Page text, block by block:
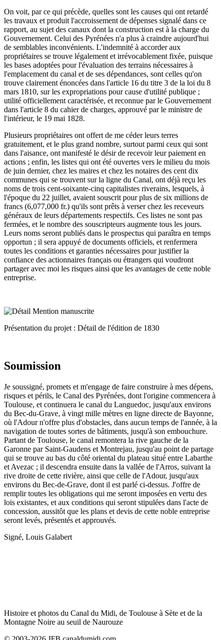
On voit, par ce qui précède, quelles sont les causes qui ont retardé
les travaux et produit l'accroissement de dépenses signalé dans ce
rapport, au sujet des canaux dont la construction est à la charge du
Gouvernement. Celui des Pyrénées n'a plus à craindre aujourd'hui
de semblables inconvénients. L'indemnité à accorder aux
propriétaires se trouve légalement et irrévocablement fixée, puisque
les bases adoptées pour l'évaluation des terrains nécessaires à
l'emplacement du canal et de ses dépendances, sont celles qu'on
trouve clairement énoncées dans l'article 16 du titre 3 de la loi du 8
mars 1810, sur les expropriations pour cause d'utilité publique ;
utilité officiellement caractérisée, et reconnue par le Gouvernement
dans l'article 8 du cahier de charges, approuvé par le ministre de
l'intérieur, le 19 mai 1828.
Plusieurs propriétaires ont offert de me céder leurs terres
gratuitement, et le plus grand nombre, surtout parmi ceux qui sont
dans l'aisance, ont manifesté le désir de recevoir leur paiement en
actions ; enfin, les listes qui ont été ouvertes vers le milieu du mois
de juin dernier, chez les maires et chez les notaires des cent dix
communes qui se trouvent sur la ligne du Canal, ont déjà reçu les
noms de trois cent-soixante-cinq capitalistes riverains, lesquels, à
l'époque du 22 juillet, avaient souscrit pour plus de six millions de
francs (6,077,000 fr.) qu'ils sont prêts à verser chez les receveurs
généraux de leurs départements respectifs. Ces listes ne sont pas
fermées, et le nombre des souscripteurs augmente tous les jours.
Leurs noms seront publiés dans le prospectus qui paraîtra en temps
opportun ; il sera appuyé de documents officiels, et renfermera
toutes les conditions et garanties nécessaires pour justifier la
confiance des actionnaires français ou étrangers qui voudront
partager avec moi les risques ainsi que les avantages de cette noble
entreprise.
Présentation du projet : Détail de l'édition de 1830
Soumission
Je soussigné, promets et m'engage de faire construire à mes dépens,
risques et périls, le Canal des Pyrénées, dont l'origine commencera à
Toulouse, et continuera le canal du Languedoc, jusqu'aux environs
du Bec-du-Grave, à vingt mille mètres en ligne directe de Bayonne,
où l'Adour n'offre plus d'obstacles, dans aucun temps de l'année, à la
navigation de toutes sortes de bâtiments, jusqu'à son embouchure.
Partant de Toulouse, le canal remontera la rive gauche de la
Garonne par Saint-Gaudens et Montrejau, jusqu'au point de partage
qui se trouve au bas du côté oriental du plateau situé entre Labarthe
et Avezac ; il descendra ensuite dans la vallée de l'Arros, suivant la
rive droite de cette rivière, ainsi que celle de l'Adour, jusqu'aux
environs du Bec-de-Grave, dont il est parlé ci-dessus. J'offre de
remplir toutes les obligations qui me seront imposées en vertu des
lois existantes, et aux conditions qui seront stipulées dans l'acte de
concession, aussitôt que les plans et devis de cette noble entreprise
seront levés, présentés et approuvés.
Signé, Louis Galabert
Histoire et photos du Canal du Midi, de Toulouse à Sète et de la
Montagne Noire au seuil de Naurouze